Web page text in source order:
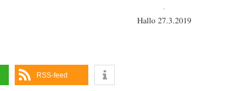
Hallo 27.3.2019
RSS-feed